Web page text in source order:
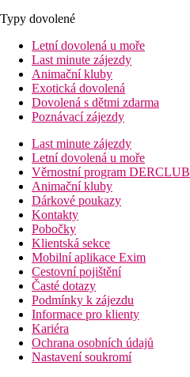
Typy dovolené
Letní dovolená u moře
Last minute zájezdy
Animační kluby
Exotická dovolená
Dovolená s dětmi zdarma
Poznávací zájezdy
Last minute zájezdy
Letní dovolená u moře
Věrnostní program DERCLUB
Animační kluby
Dárkové poukazy
Kontakty
Pobočky
Klientská sekce
Mobilní aplikace Exim
Cestovní pojištění
Časté dotazy
Podmínky k zájezdu
Informace pro klienty
Kariéra
Ochrana osobních údajů
Nastavení soukromí